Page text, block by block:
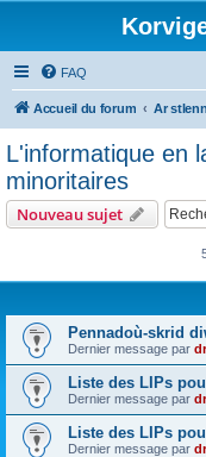
FAQ
Accueil du forum
L'informatique en
minoritaires
Nouveau sujet
Pennadoù-skrid
Dernier message par
Liste des LIPs
Dernier message par
Liste des LIPs
Dernier message par